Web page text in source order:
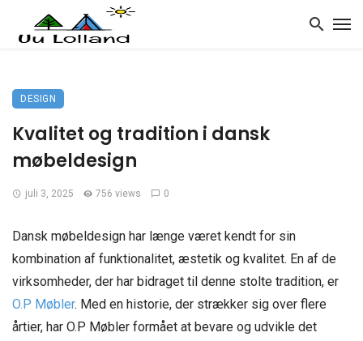
DESIGN
Kvalitet og tradition i dansk
møbeldesign
juli 3, 2025 756 views 0
Dansk møbeldesign har længe været kendt for sin
kombination af funktionalitet, æstetik og kvalitet. En af de
virksomheder, der har bidraget til denne stolte tradition, er
O.P Møbler. Med en historie, der strækker sig over flere
årtier, har O.P Møbler formået at bevare og udvikle det